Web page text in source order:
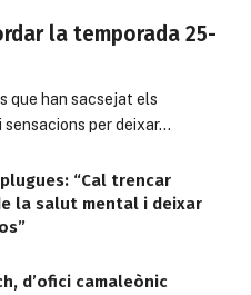
la temporada 25-
que han sacsejat els
per deixar…
“Cal trencar
la salut mental i deixar
d’ofici camaleònic